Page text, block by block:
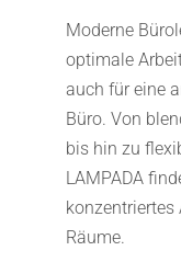
Moderne
optimale
auch für eine
Büro. Von
bis hin zu
LAMPADA
konzentriertes
Räume.